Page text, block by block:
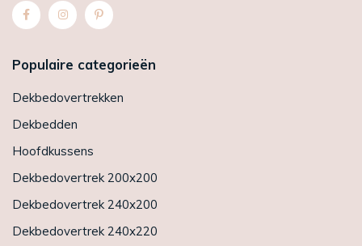
Populaire categorieën
Dekbedovertrekken
Dekbedden
Hoofdkussens
Dekbedovertrek 200x200
Dekbedovertrek 240x200
Dekbedovertrek 240x220